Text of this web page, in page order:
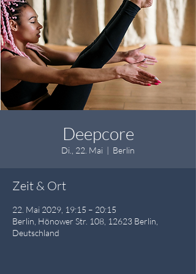
Deepcore
Di., 22. Mai
  |
Berlin
Zeit & Ort
22. Mai 2029, 19:15 – 20:15
Berlin, Hönower Str. 108, 12623 Berlin,
Deutschland